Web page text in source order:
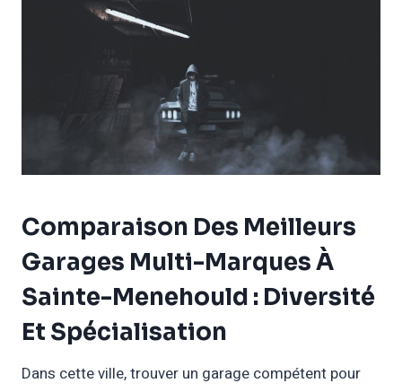
Comparaison Des Meilleurs
Garages Multi-Marques À
Sainte-Menehould : Diversité
Et Spécialisation
Dans cette ville, trouver un garage compétent pour